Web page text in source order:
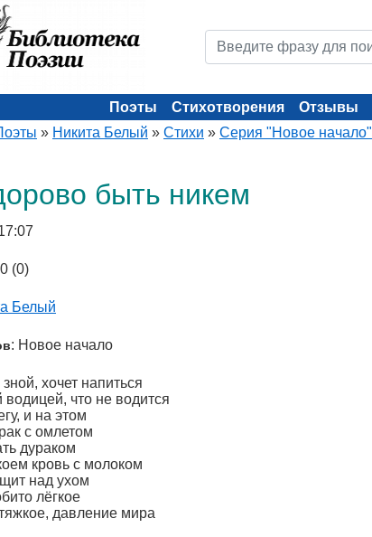
Поэты Стихотворения Отзывы
» Никита Белый » Стихи » Серия "Новое начало"
быть никем
(0)
Белый
: Новое начало
хочет напиться
водицей, что не водится
и на этом
с омлетом
дураком
кровь с молоком
над ухом
лёгкое
давление мира